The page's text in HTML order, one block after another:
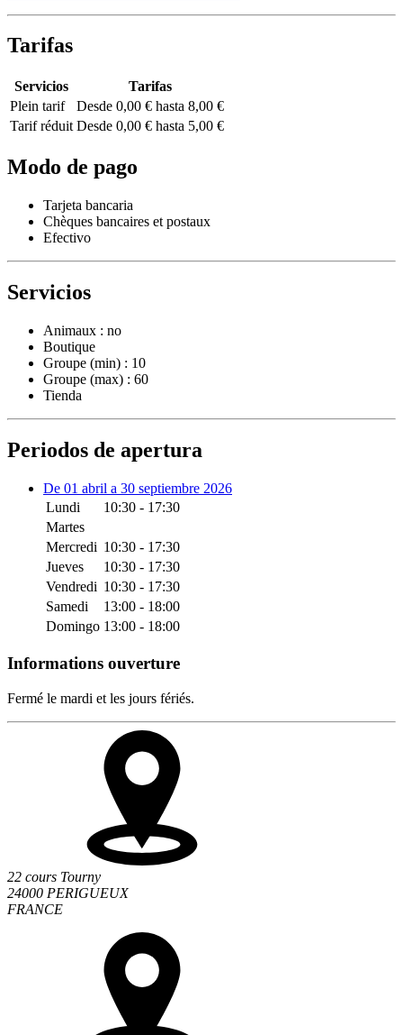
Tarifas
Servicios
Tarifas
Plein tarif
Desde 0,00 € hasta 8,00 €
Tarif réduit Desde 0,00 € hasta 5,00 €
Modo de pago
Tarjeta bancaria
Chèques bancaires et postaux
Efectivo
Servicios
Animaux : no
Boutique
Groupe (min) : 10
Groupe (max) : 60
Tienda
Periodos de apertura
De 01 abril a 30 septiembre 2026
Lundi
10:30 - 17:30
Martes
Mercredi 10:30 - 17:30
Jueves
10:30 - 17:30
Vendredi 10:30 - 17:30
Samedi
13:00 - 18:00
Domingo 13:00 - 18:00
Informations ouverture
Fermé le mardi et les jours fériés.
22 cours Tourny
24000 PERIGUEUX
FRANCE